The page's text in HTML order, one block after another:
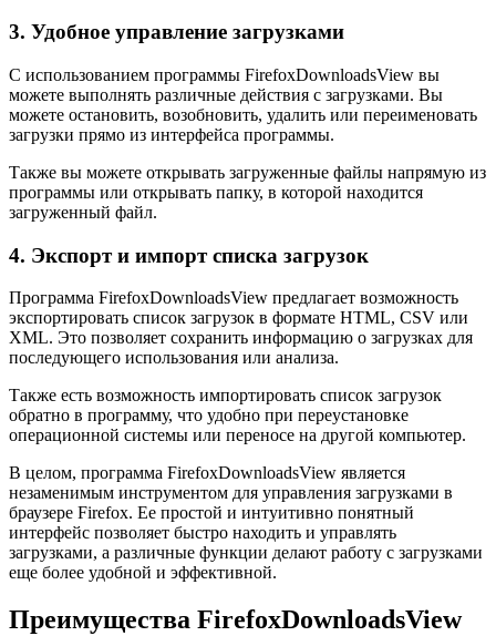
3. Удобное управление загрузками
С использованием программы FirefoxDownloadsView вы
можете выполнять различные действия с загрузками. Вы
можете остановить, возобновить, удалить или переименовать
загрузки прямо из интерфейса программы.
Также вы можете открывать загруженные файлы напрямую из
программы или открывать папку, в которой находится
загруженный файл.
4. Экспорт и импорт списка загрузок
Программа FirefoxDownloadsView предлагает возможность
экспортировать список загрузок в формате HTML, CSV или
XML. Это позволяет сохранить информацию о загрузках для
последующего использования или анализа.
Также есть возможность импортировать список загрузок
обратно в программу, что удобно при переустановке
операционной системы или переносе на другой компьютер.
В целом, программа FirefoxDownloadsView является
незаменимым инструментом для управления загрузками в
браузере Firefox. Ее простой и интуитивно понятный
интерфейс позволяет быстро находить и управлять
загрузками, а различные функции делают работу с загрузками
еще более удобной и эффективной.
Преимущества FirefoxDownloadsView